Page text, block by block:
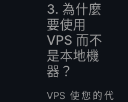
3. 為什麼
要使用
VPS 而不
是本地機
器？
VPS 使您的代